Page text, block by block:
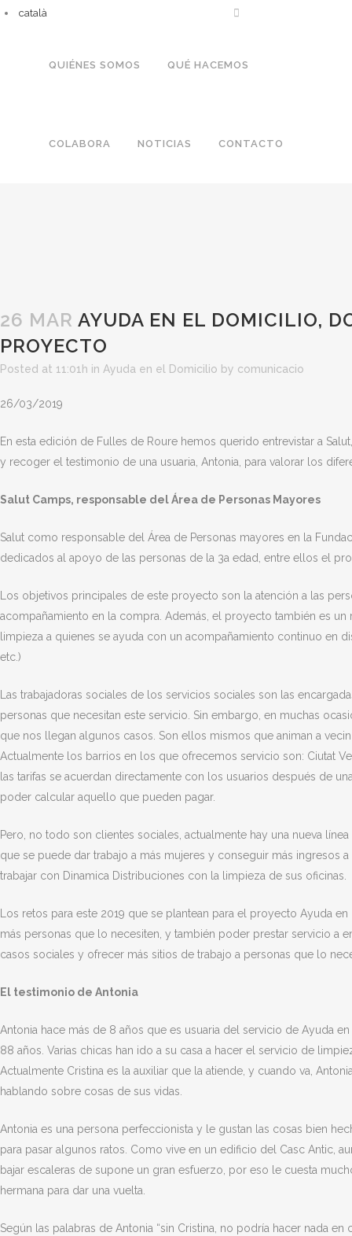
català
QUIÉNES SOMOS QUÉ HACEMOS
COLABORA NOTICIAS CONTACTO
26 MAR AYUDA EN EL DOMICILIO,
PROYECTO
Posted at 11:01h in Ayuda en el Domicilio by comunicacio
26/03/2019
En esta edición de Fulles de Roure hemos querido entrevistar a
y recoger el testimonio de una usuaria, Antonia, para valorar los
Salut Camps, responsable del Área de Personas Mayores
Salut como responsable del Área de Personas mayores en la
dedicados al apoyo de las personas de la 3a edad, entre ellos el
Los objetivos principales de este proyecto son la atención a las
acompañamiento en la compra. Además, el proyecto también es
limpieza a quienes se ayuda con un acompañamiento continuo en
etc.)
Las trabajadoras sociales de los servicios sociales son las
personas que necesitan este servicio. Sin embargo, en muchas
que nos llegan algunos casos. Son ellos mismos que animan a
Actualmente los barrios en los que ofrecemos servicio son: Ciutat
las tarifas se acuerdan directamente con los usuarios después de
poder calcular aquello que pueden pagar.
Pero, no todo son clientes sociales, actualmente hay una nueva
que se puede dar trabajo a más mujeres y conseguir más ingresos
trabajar con Dinamica Distribuciones con la limpieza de sus oficinas.
Los retos para este 2019 que se plantean para el proyecto Ayuda
más personas que lo necesiten, y también poder prestar servicio a
casos sociales y ofrecer más sitios de trabajo a personas que lo
El testimonio de Antonia
Antonia hace más de 8 años que es usuaria del servicio de Ayuda
88 años. Varias chicas han ido a su casa a hacer el servicio de
Actualmente Cristina es la auxiliar que la atiende, y cuando va,
hablando sobre cosas de sus vidas.
Antonia es una persona perfeccionista y le gustan las cosas bien
para pasar algunos ratos. Como vive en un edificio del Casc Antic,
bajar escaleras de supone un gran esfuerzo, por eso le cuesta
hermana para dar una vuelta.
Según las palabras de Antonia “sin Cristina, no podría hacer nada